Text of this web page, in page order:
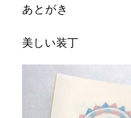
あとがき
美しい装丁